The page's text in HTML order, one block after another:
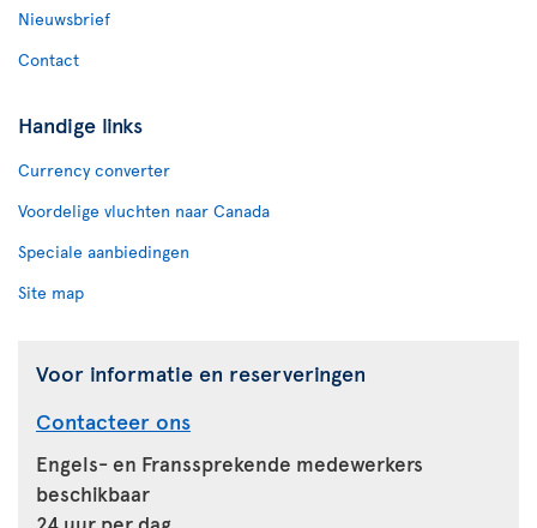
Nieuwsbrief
Contact
Handige links
Currency converter
Voordelige vluchten naar Canada
Speciale aanbiedingen
Site map
Voor informatie en reserveringen
Contacteer ons
Engels- en Franssprekende medewerkers
beschikbaar